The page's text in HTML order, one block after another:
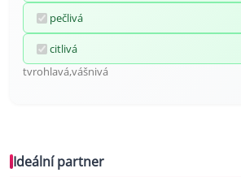
pečlivá
citlivá
tvrohlavá,vášnivá
Ideální partner